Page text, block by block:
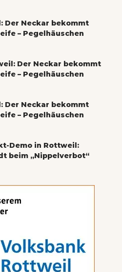
Der Neckar bekommt
– Pegelhäuschen
Der Neckar bekommt
– Pegelhäuschen
Der Neckar bekommt
– Pegelhäuschen
Demo in Rottweil:
beim „Nippelverbot“